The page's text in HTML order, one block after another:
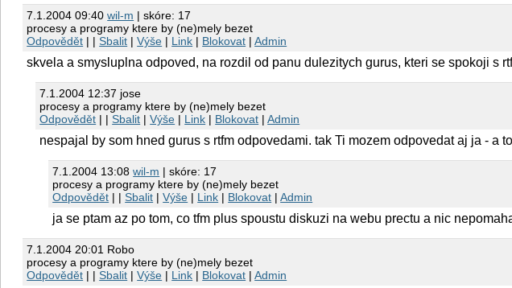
7.1.2004 09:40wil-m | skóre: 17
procesy a programy ktere by (ne)mely bezet
Odpovědět | |Sbalit |Výše | Link | Blokovat |Admin
skvela a smysluplna odpoved, na rozdil od panu dulezitych gurus, kteri se spokoji s
7.1.2004 12:37 jose
procesy a programy ktere by (ne)mely bezet
Odpovědět | |Sbalit |Výše | Link | Blokovat |Admin
nespajal by som hned gurus s rtfm odpovedami. tak Ti mozem odpovedat aj ja - a
7.1.2004 13:08wil-m | skóre: 17
procesy a programy ktere by (ne)mely bezet
Odpovědět | |Sbalit |Výše | Link | Blokovat |Admin
ja se ptam az po tom, co tfm plus spoustu diskuzi na webu prectu a nic
7.1.2004 20:01 Robo
procesy a programy ktere by (ne)mely bezet
Odpovědět | |Sbalit |Výše | Link | Blokovat |Admin